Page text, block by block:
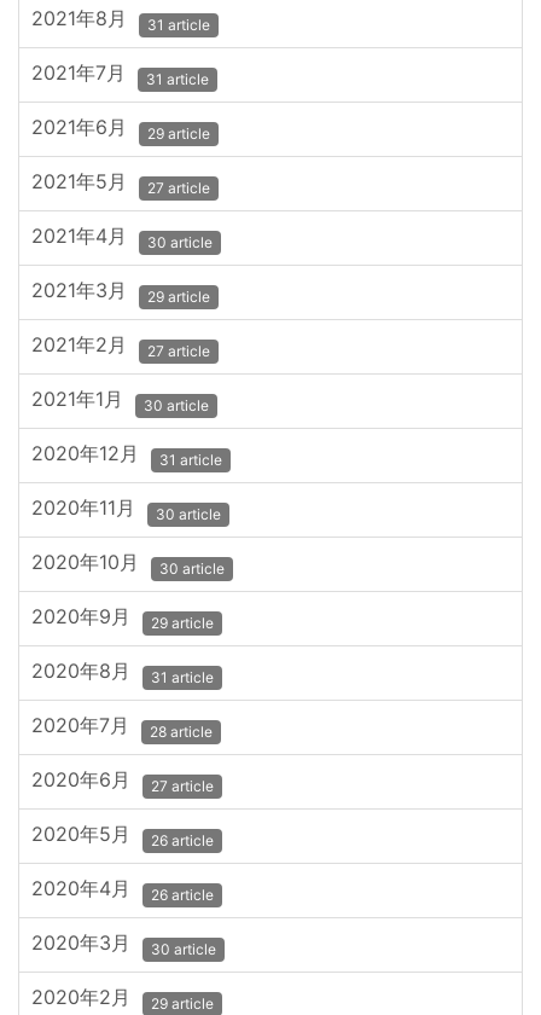
2021年8月 31 article
2021年7月 31 article
2021年6月 29 article
2021年5月 27 article
2021年4月 30 article
2021年3月 29 article
2021年2月 27 article
2021年1月 30 article
2020年12月 31 article
2020年11月 30 article
2020年10月 30 article
2020年9月 29 article
2020年8月 31 article
2020年7月 28 article
2020年6月 27 article
2020年5月 26 article
2020年4月 26 article
2020年3月 30 article
2020年2月 29 article